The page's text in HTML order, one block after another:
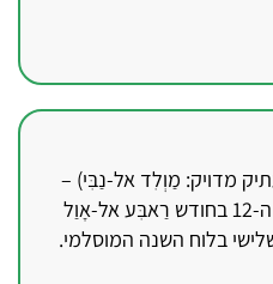
מדויק: מַוְלִד אל-נַבִּי) –
חג לידת הנביא, המצוין ביום ה-12 בחודש רַאבִּע אל-אָוַל
בלוח השנה המוסלמי.